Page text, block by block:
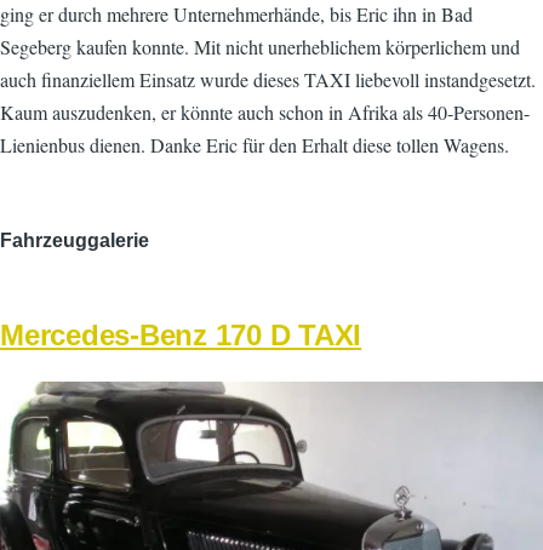
ging er durch mehrere Unternehmerhände, bis Eric ihn in Bad
Segeberg kaufen konnte. Mit nicht unerheblichem körperlichem und
auch finanziellem Einsatz wurde dieses TAXI liebevoll instandgesetzt.
Kaum auszudenken, er könnte auch schon in Afrika als 40-Personen-
Lienienbus dienen. Danke Eric für den Erhalt diese tollen Wagens.
Fahrzeuggalerie
Mercedes-Benz 170 D TAXI
Hauptfahrzeugbild